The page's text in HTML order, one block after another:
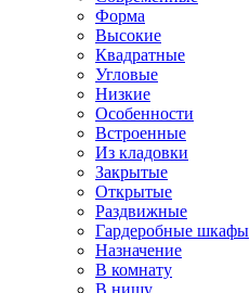
Форма
Высокие
Квадратные
Угловые
Низкие
Особенности
Встроенные
Из кладовки
Закрытые
Открытые
Раздвижные
Гардеробные шкафы
Назначение
В комнату
В нишу